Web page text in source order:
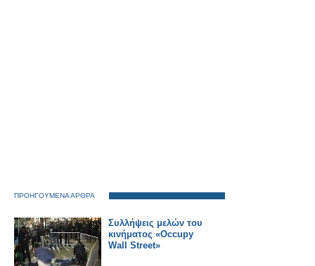
ΠΡΟΗΓΟΥΜΕΝΑ ΑΡΘΡΑ
Συλλήψεις μελών του
κινήματος «Occupy
Wall Street»